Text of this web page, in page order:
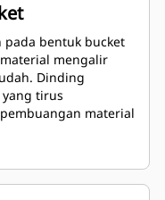
pada bentuk bucket
mengalir
Dinding
tirus
material